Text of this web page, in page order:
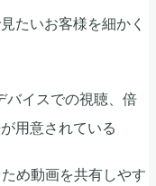
たいお客様を細かく
バイスでの視聴、倍
用意されている
め動画を共有しやす